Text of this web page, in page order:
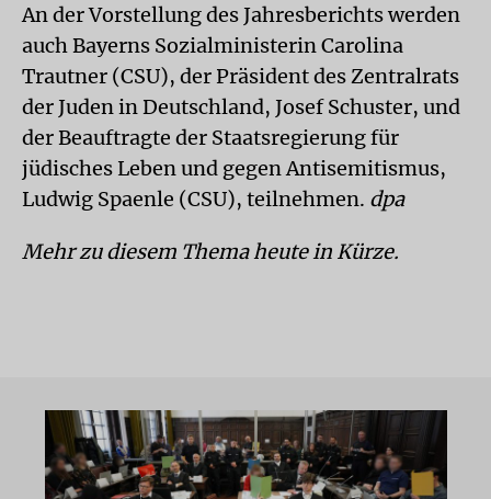
An der Vorstellung des Jahresberichts werden
auch Bayerns Sozialministerin Carolina
Trautner (CSU), der Präsident des Zentralrats
der Juden in Deutschland, Josef Schuster, und
der Beauftragte der Staatsregierung für
jüdisches Leben und gegen Antisemitismus,
Ludwig Spaenle (CSU), teilnehmen. dpa
Mehr zu diesem Thema heute in Kürze.